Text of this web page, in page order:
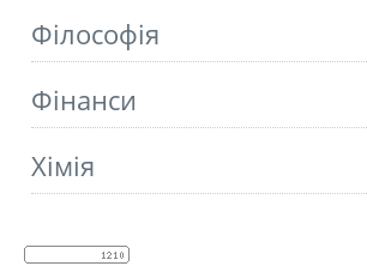
Філософія
Фінанси
Хімія